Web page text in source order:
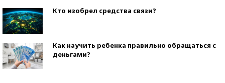
Кто изобрел средства связи?
Как научить ребенка правильно обращаться с
деньгами?